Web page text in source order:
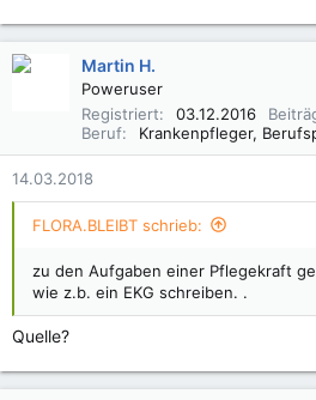
Martin H.
Poweruser
Registriert
03.12.2016
Beruf
14.03.2018
FLORA.BLEIBT schrieb:
zu den Aufgaben einer Pflegekraft
wie z.b. ein EKG schreiben. .
Quelle?